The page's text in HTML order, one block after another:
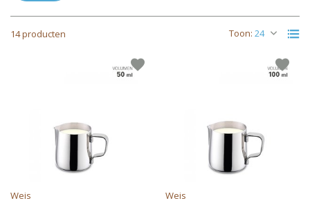
14 producten Toon:
Weis
Weis